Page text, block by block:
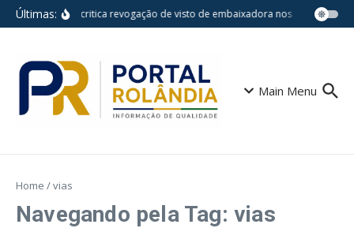
Ir para o conteúdo
Últimas:Brasil critica revogação de visto de embaixadora nos EUA e
Main Menu
Home /vias
Navegando pela Tag: vias